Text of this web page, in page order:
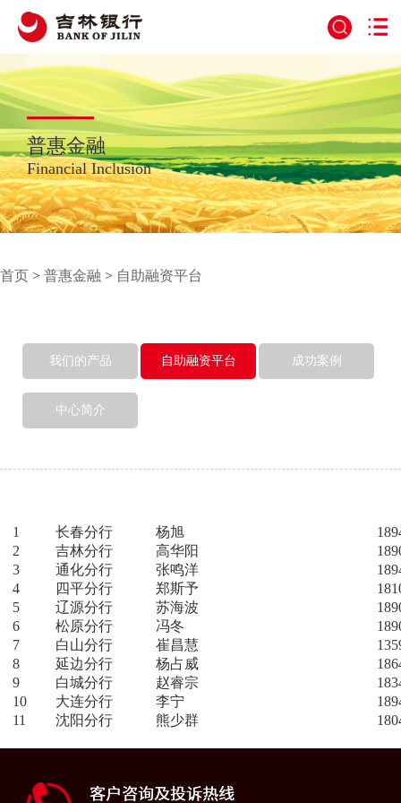
普惠金融
Financial Inclusion
首页 > 普惠金融 > 自助融资平台
我们的产品 自助融资平台 成功案例
中心简介
1 长春分行 杨旭
2
吉林分行 高华阳
3
通化分行 张鸣洋
4
四平分行 郑斯予
5
辽源分行 苏海波
6
松原分行 冯冬
7
白山分行 崔昌慧
8
延边分行 杨占威
9
白城分行 赵睿宗
10
大连分行 李宁
11
沈阳分行 熊少群